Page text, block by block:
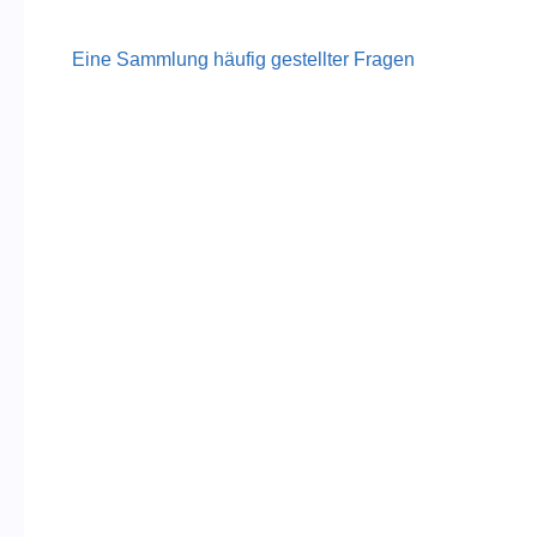
Eine Sammlung häufig gestellter Fragen